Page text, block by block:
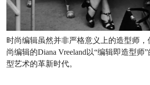
时尚编辑虽然并非严格意义上的造型师
尚编辑的Diana Vreeland以“编辑即造型师
型艺术的革新时代。